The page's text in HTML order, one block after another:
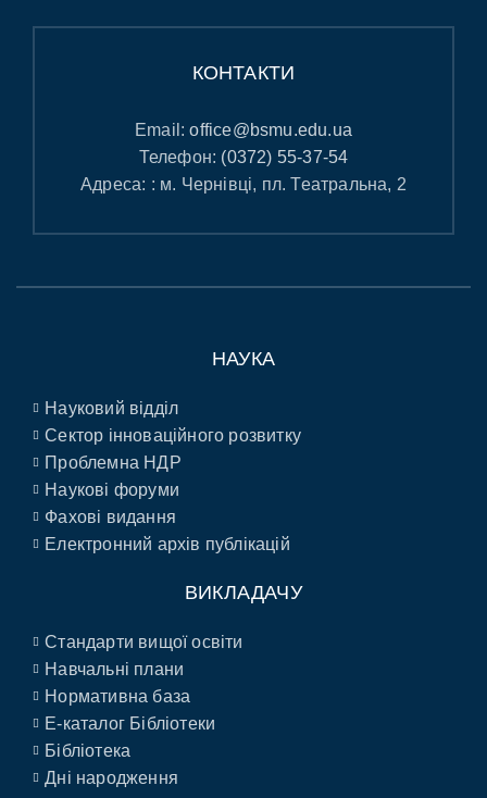
КОНТАКТИ
Email:office@bsmu.edu.ua
Телефон: (0372) 55-37-54
Адреса: : м. Чернівці, пл. Театральна, 2
НАУКА
Науковий відділ
Сектор інноваційного розвитку
Проблемна НДР
Наукові форуми
Фахові видання
Електронний архів публікацій
ВИКЛАДАЧУ
Стандарти вищої освіти
Навчальні плани
Нормативна база
E-каталог Бібліотеки
Бібліотека
Дні народження